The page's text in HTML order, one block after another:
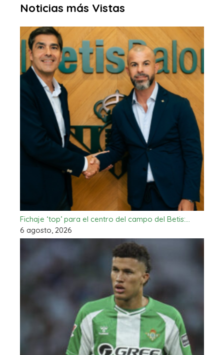
Noticias más Vistas
Fichaje ‘top’ para el centro del campo del Betis:…
6 agosto, 2026